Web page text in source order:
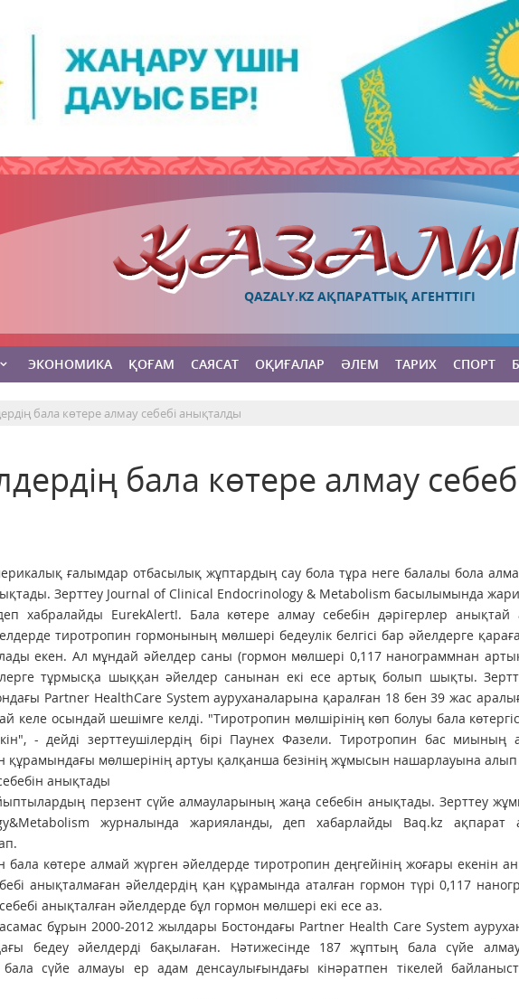
QAZALY.KZ АҚПАРАТТЫҚ АГЕНТТІГІ
ЭКОНОМИКА ҚОҒАМ САЯСАТ ОҚИҒАЛАР ӘЛЕМ ТАРИХ СПОРТ
бала көтере алмау себебі анықталды
бала көтере алмау
ғалымдар отбасылық жұптардың сау бола тұра неге балалы бола
Зерттеу Journal of Clinical Endocrinology & Metabolism басылымында
хабралайды EurekAlert!. Бала көтере алмау себебін дәрігерлер анықтай
тиротропин гормонының мөлшері бедеулік белгісі бар әйелдерге
екен. Ал мұндай әйелдер саны (гормон мөлшері 0,117 нанограммнан
тұрмысқа шыққан әйелдер санынан екі есе артық болып шықты.
Partner HealthCare System ауруханаларына қаралған 18 бен 39 жас
келе осындай шешімге келді. "Тиротропин мөлшірінің көп болуы бала
- дейді зерттеушілердің бірі Паунех Фазели. Тиротропин бас миының
құрамындағы мөлшерінің артуы қалқанша безінің жұмысын нашарлауына алып
анықтады
перзент сүйе алмауларының жаңа себебін анықтады. Зерттеу
журналында жарияланды, деп хабарлайды Baq.kz ақпарат
бала көтере алмай жүрген әйелдерде тиротропин деңгейінің жоғары екенін
анықталмаған әйелдердің қан құрамында аталған гормон түрі 0,117
анықталған әйелдерде бұл гормон мөлшері екі есе аз.
бұрын 2000-2012 жылдары Бостондағы Partner Health Care System
бедеу әйелдерді бақылаған. Нәтижесінде 187 жұптың бала сүйе
сүйе алмауы ер адам денсаулығындағы кінәратпен тікелей